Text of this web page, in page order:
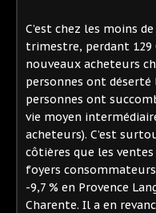
C’est chez les moins
trimestre, perdant 129
nouveaux acheteurs
personnes ont déserté
personnes ont
vie moyen
acheteurs). C’est
côtières que les
foyers consommateurs
-9,7 % en Provence
Charente. Il a en